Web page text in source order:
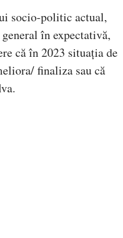
socio-politic actual,
în expectativă,
că în 2023 situația de
finaliza sau că